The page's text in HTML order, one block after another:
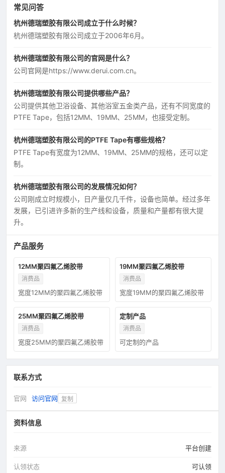
常见问答
杭州德瑞塑胶有限公司成立于什么时候？
杭州德瑞塑胶有限公司成立于2006年6月。
杭州德瑞塑胶有限公司的官网是什么？
公司官网是https://www.derui.com.cn。
杭州德瑞塑胶有限公司提供哪些产品？
公司提供其他卫浴设备、其他浴室五金类产品，还有不同宽度的
PTFE Tape，包括12MM、19MM、25MM，也接受定制。
杭州德瑞塑胶有限公司的PTFE Tape有哪些规格？
PTFE Tape有宽度为12MM、19MM、25MM的规格，还可以定
制。
杭州德瑞塑胶有限公司的发展情况如何？
公司刚成立时规模小，日产量仅几千件，设备也简单。经过多年
发展，已引进许多新的生产线和设备，质量和产量都有很大提
升。
产品服务
12MM聚四氟乙烯胶带
消费品
宽度12MM的聚四氟乙烯胶带
19MM聚四氟乙烯胶带
消费品
宽度19MM的聚四氟乙烯胶带
25MM聚四氟乙烯胶带
消费品
宽度25MM的聚四氟乙烯胶带
定制产品
消费品
可定制的产品
联系方式
官网 访问官网 复制
资料信息
来源 平台创建
认领状态 可认领